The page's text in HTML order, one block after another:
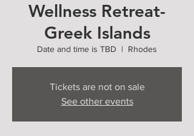
Wellness Retreat-
Greek Islands
Date and time is TBD
  |
Rhodes
Tickets are not on sale
See other events